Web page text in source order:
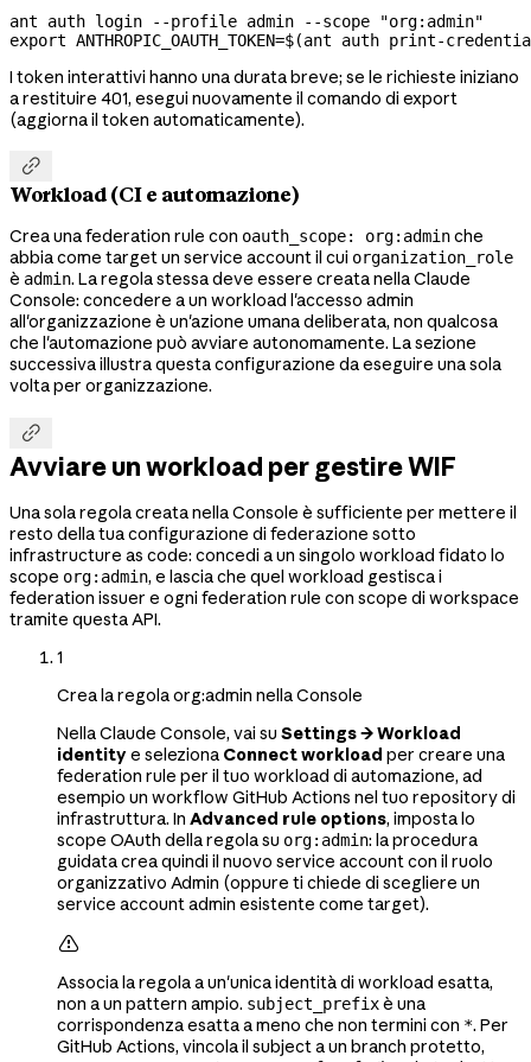
ant auth login --profile admin --scope "org:admin"
export ANTHROPIC_OAUTH_TOKEN=$(ant auth print-
I token interattivi hanno una durata breve; se le richieste iniziano
a restituire 401, esegui nuovamente il comando di export
(aggiorna il token automaticamente).

Workload (CI e automazione)
Crea una federation rule con oauth_scope: org:adminche
abbia come target un service account il cui organization_role
è admin. La regola stessa deve essere creata nella Claude
Console: concedere a un workload l'accesso admin
all'organizzazione è un'azione umana deliberata, non qualcosa
che l'automazione può avviare autonomamente. La sezione
successiva illustra questa configurazione da eseguire una sola
volta per organizzazione.

Avviare un workload per gestire WIF
Una sola regola creata nella Console è sufficiente per mettere il
resto della tua configurazione di federazione sotto
infrastructure as code: concedi a un singolo workload fidato lo
scope org:admin, e lascia che quel workload gestisca i
federation issuer e ogni federation rule con scope di workspace
tramite questa API.
1
Crea la regola org:admin nella Console
Nella Claude Console, vai su Settings → Workload
identitye seleziona Connect workload per creare una
federation rule per il tuo workload di automazione, ad
esempio un workflow GitHub Actions nel tuo repository di
infrastruttura. In Advanced rule options, imposta lo
scope OAuth della regola su org:admin: la procedura
guidata crea quindi il nuovo service account con il ruolo
organizzativo Admin (oppure ti chiede di scegliere un
service account admin esistente come target).

Associa la regola a un'unica identità di workload esatta,
non a un pattern ampio. subject_prefixè una
corrispondenza esatta a meno che non termini con *. Per
GitHub Actions, vincola il subject a un branch protetto,